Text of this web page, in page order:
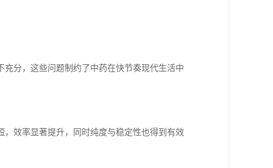
分，这些问题制约了中药在快节奏现代生活中
效率显著提升，同时纯度与稳定性也得到有效